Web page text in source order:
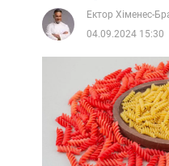
Африка
Лайфхаки
Ектор Хіменес-
04.09.2024 15:30